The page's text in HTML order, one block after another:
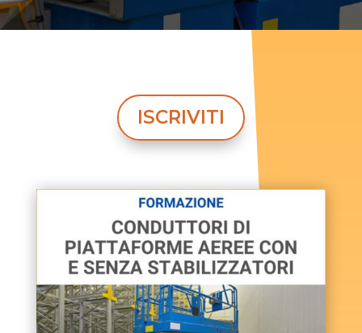
ISCRIVITI